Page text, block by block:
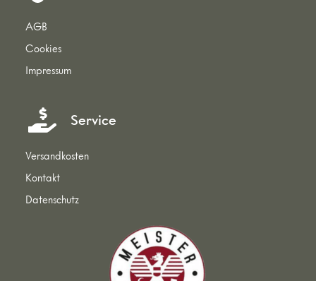
AGB
Cookies
Impressum
Service
Versandkosten
Kontakt
Datenschutz